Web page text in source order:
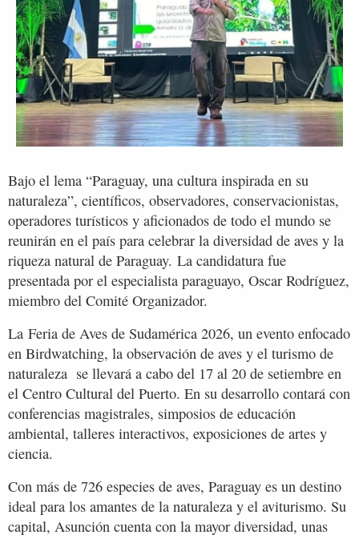
Bajo el lema “Paraguay, una cultura inspirada en su
naturaleza”, científicos, observadores, conservacionistas,
operadores turísticos y aficionados de todo el mundo se
reunirán en el país para celebrar la diversidad de aves y la
riqueza natural de Paraguay. La candidatura fue
presentada por el especialista paraguayo, Oscar Rodríguez,
miembro del Comité Organizador.
La Feria de Aves de Sudamérica 2026, un evento enfocado
en Birdwatching, la observación de aves y el turismo de
naturaleza se llevará a cabo del 17 al 20 de setiembre en
el Centro Cultural del Puerto. En su desarrollo contará con
conferencias magistrales, simposios de educación
ambiental, talleres interactivos, exposiciones de artes y
ciencia.
Con más de 726 especies de aves, Paraguay es un destino
ideal para los amantes de la naturaleza y el aviturismo. Su
capital, Asunción cuenta con la mayor diversidad, unas